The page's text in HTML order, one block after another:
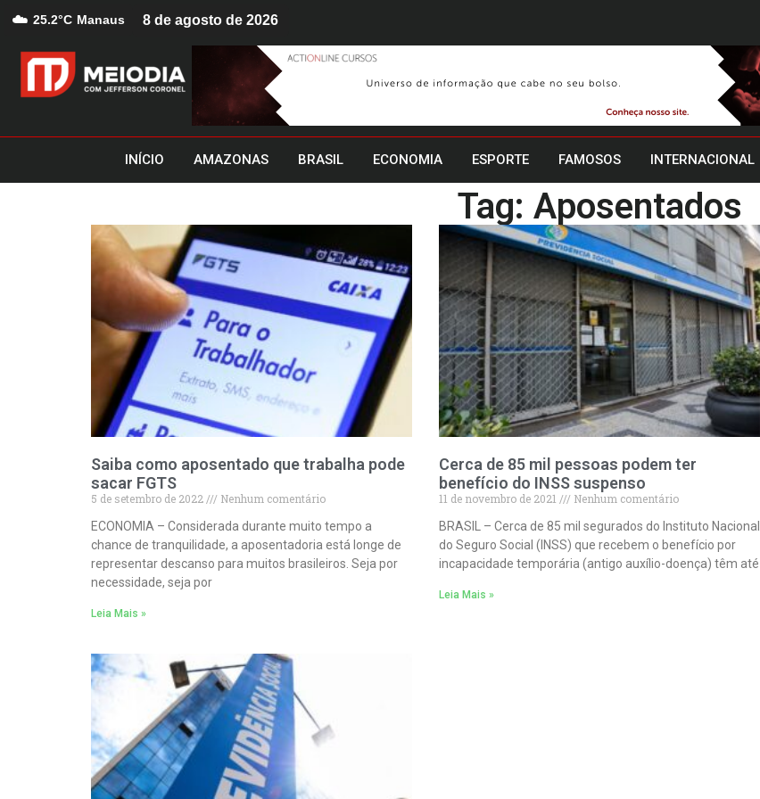
☁️ 25.2°C Manaus 8 de agosto de 2026
INÍCIO AMAZONAS BRASIL ECONOMIA ESPORTE FAMOSOS INTERNACIONAL
Tag: Aposentados
Saiba como aposentado que trabalha pode
sacar FGTS
5 de setembro de 2022
Nenhum comentário
ECONOMIA – Considerada durante muito tempo a
chance de tranquilidade, a aposentadoria está longe de
representar descanso para muitos brasileiros. Seja por
necessidade, seja por
Leia Mais »
Cerca de 85 mil pessoas podem ter
benefício do INSS suspenso
11 de novembro de 2021
Nenhum comentário
BRASIL – Cerca de 85 mil segurados do Instituto Nacional
do Seguro Social (INSS) que recebem o benefício por
incapacidade temporária (antigo auxílio-doença) têm até
Leia Mais »